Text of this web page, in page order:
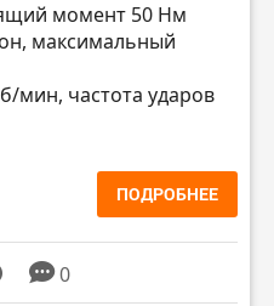
момент 50 Нм
максимальный
мин, частота ударов
ПОДРОБНЕЕ
0